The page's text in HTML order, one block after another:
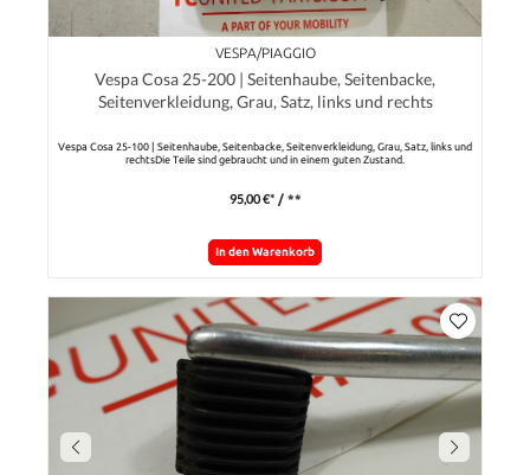
VESPA/PIAGGIO
Vespa Cosa 25-200 | Seitenhaube, Seitenbacke,
Seitenverkleidung, Grau, Satz, links und rechts
Vespa Cosa 25-100 | Seitenhaube, Seitenbacke, Seitenverkleidung, Grau, Satz, links und
rechtsDie Teile sind gebraucht und in einem guten Zustand.
95,00 €* / **
In den Warenkorb